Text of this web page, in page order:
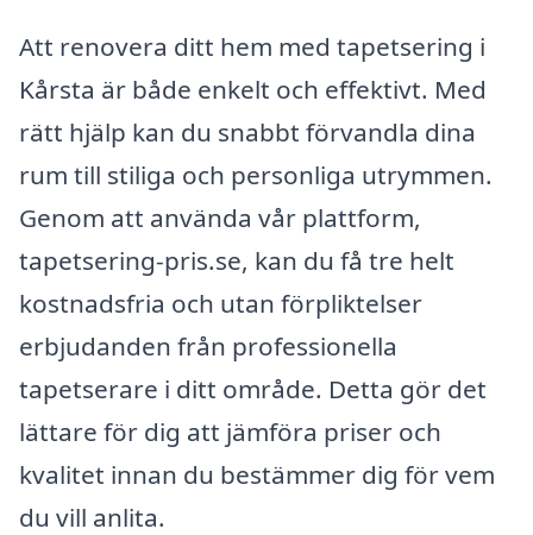
Att renovera ditt hem med tapetsering i
Kårsta är både enkelt och effektivt. Med
rätt hjälp kan du snabbt förvandla dina
rum till stiliga och personliga utrymmen.
Genom att använda vår plattform,
tapetsering-pris.se, kan du få tre helt
kostnadsfria och utan förpliktelser
erbjudanden från professionella
tapetserare i ditt område. Detta gör det
lättare för dig att jämföra priser och
kvalitet innan du bestämmer dig för vem
du vill anlita.